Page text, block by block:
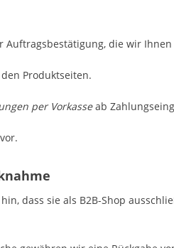
die wir
Produktseiten.
per Vorkasseab
dass sie als B2B-Shop